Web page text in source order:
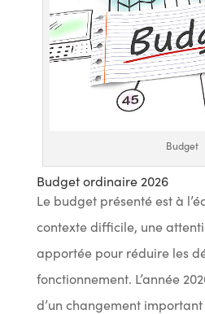
Budget
Budget ordinaire 2026
Le budget présenté est à
contexte difficile, une
apportée pour réduire les
fonctionnement. L’année
d’un changement